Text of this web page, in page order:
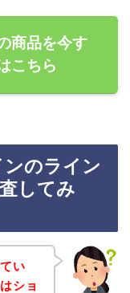
商品を今す
こちら
のライン
してみ
い
ショ